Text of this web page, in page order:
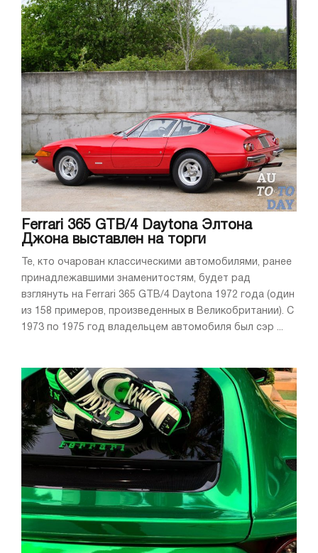
Ferrari 365 GTB/4 Daytona Элтона
Джона выставлен на торги
Те, кто очарован классическими автомобилями, ранее
принадлежавшими знаменитостям, будет рад
взглянуть на Ferrari 365 GTB/4 Daytona 1972 года (один
из 158 примеров, произведенных в Великобритании). С
1973 по 1975 год владельцем автомобиля был сэр ...